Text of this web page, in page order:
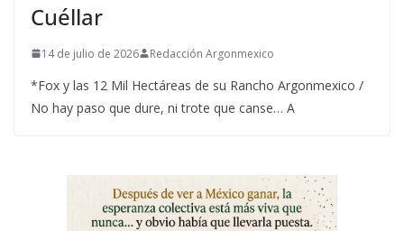
Cuéllar
14 de julio de 2026 Redacción Argonmexico
*Fox y las 12 Mil Hectáreas de su Rancho Argonmexico /
No hay paso que dure, ni trote que canse… A